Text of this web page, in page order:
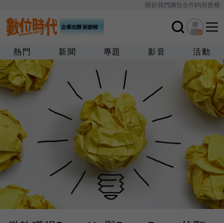
關於我們廣告合作內容授權
熱門 新聞 專題 影音 活動